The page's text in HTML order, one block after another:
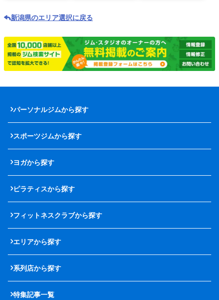
新潟県のエリア選択に戻る
パーソナルジムから探す
スポーツジムから探す
ヨガから探す
ピラティスから探す
フィットネスクラブから探す
エリアから探す
系列店から探す
特集記事一覧